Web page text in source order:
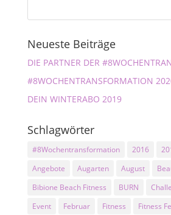
Neueste Beiträge
DIE PARTNER DER
#8WOCHENTRANSFORMATION
DEIN WINTERABO 2019
Schlagwörter
#8Wochentransformation 2016
Angebote
Augarten August
Bibione Beach Fitness
BURN
Event
Februar Fitness Fitness